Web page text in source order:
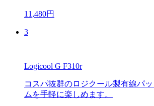
11,480円
3
Logicool G F310r
コスパ抜群のロジクール製有線パ
ムを手軽に楽しめます。